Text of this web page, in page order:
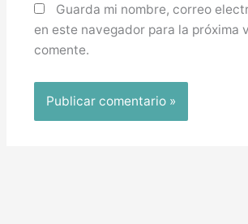
Guarda mi nombre, correo
en este navegador para la próxima
comente.